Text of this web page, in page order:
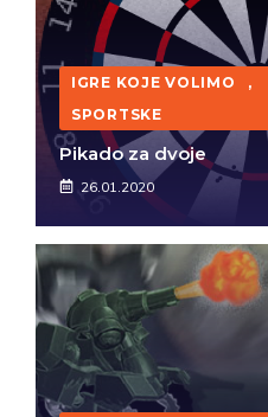
IGRE KOJE VOLIMO ,
SPORTSKE
Pikado za dvoje
26.01.2020